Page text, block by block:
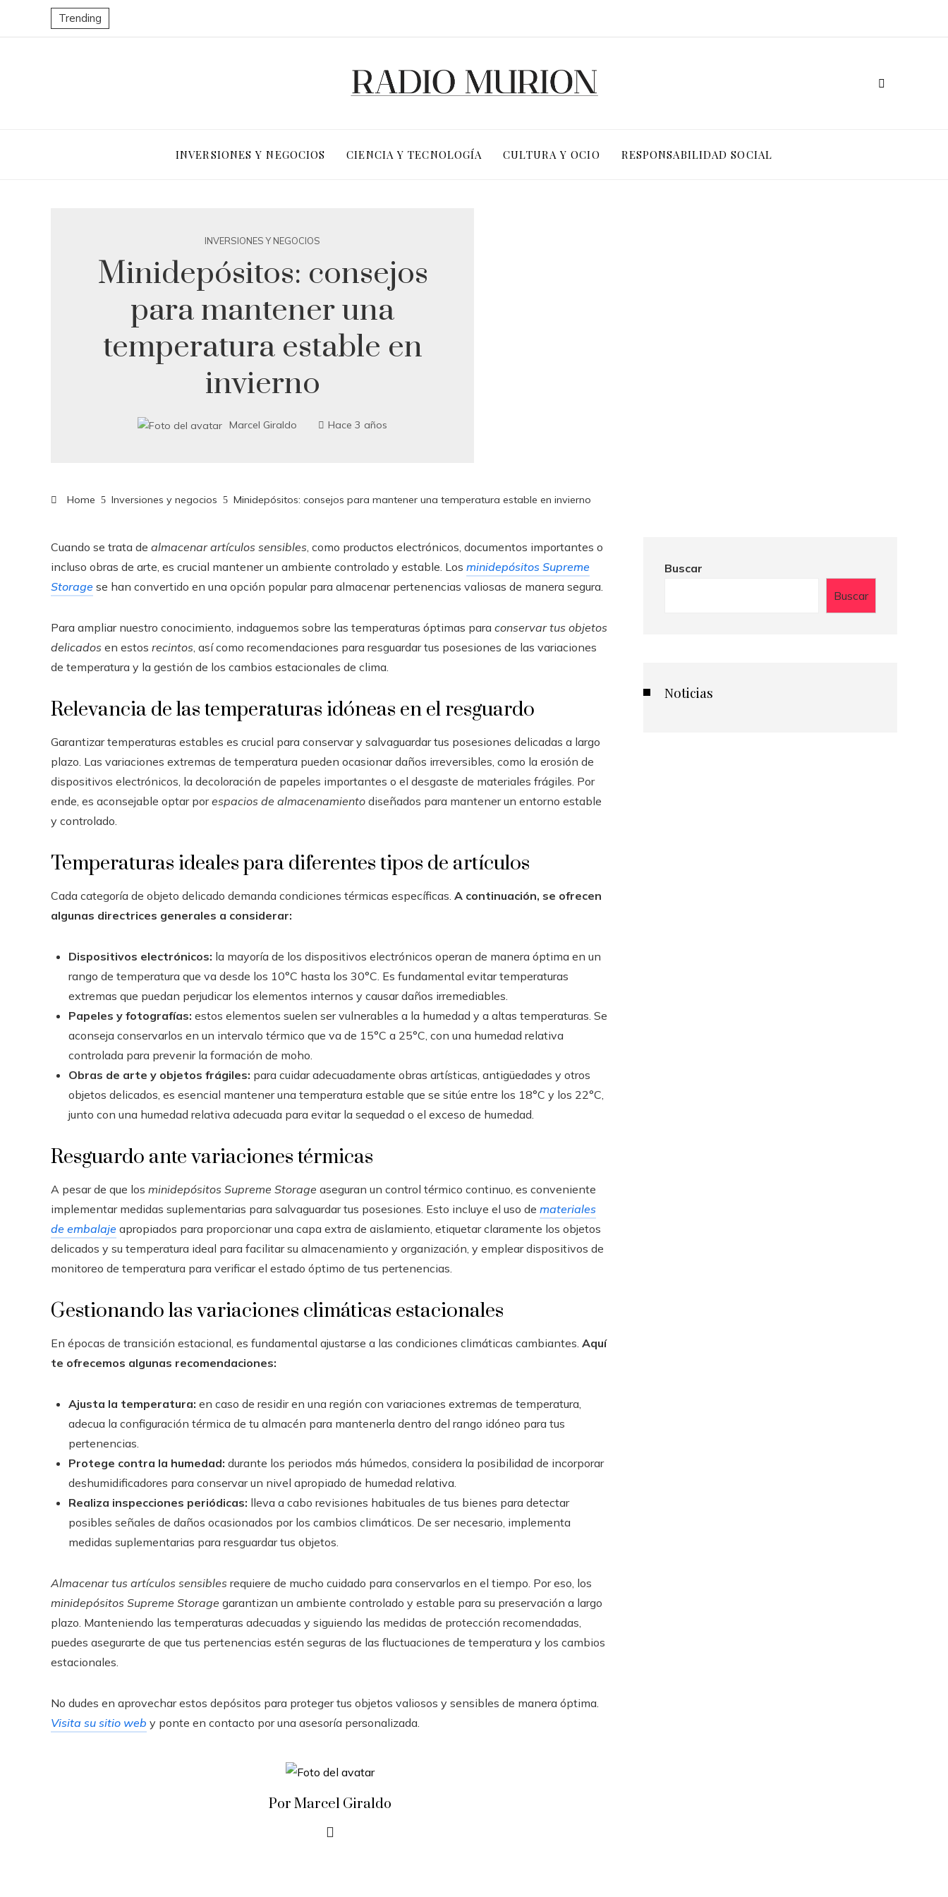
Trending
INVERSIONES Y NEGOCIOS CIENCIA Y TECNOLOGÍA CULTURA Y OCIO RESPONSABILIDAD SOCIAL
INVERSIONES Y NEGOCIOS
Minidepósitos: consejos
para mantener una
temperatura estable en
invierno
Marcel Giraldo Hace 3 años
Home Inversiones y negocios Minidepósitos: consejos para mantener una temperatura estable en invierno
Cuando se trata de almacenar artículos sensibles , como productos electrónicos, documentos importantes o
incluso obras de arte, es crucial mantener un ambiente controlado y estable. Los minidepósitos Supreme
Storage se han convertido en una opción popular para almacenar pertenencias valiosas de manera segura.
Para ampliar nuestro conocimiento, indaguemos sobre las temperaturas óptimas para conservar tus objetos
delicados en estos recintos , así como recomendaciones para resguardar tus posesiones de las variaciones
de temperatura y la gestión de los cambios estacionales de clima.
Relevancia de las temperaturas idóneas en el resguardo
Garantizar temperaturas estables es crucial para conservar y salvaguardar tus posesiones delicadas a largo
plazo. Las variaciones extremas de temperatura pueden ocasionar daños irreversibles, como la erosión de
dispositivos electrónicos, la decoloración de papeles importantes o el desgaste de materiales frágiles. Por
ende, es aconsejable optar porespacios de almacenamiento diseñados para mantener un entorno estable
y controlado.
Temperaturas ideales para diferentes tipos de artículos
Cada categoría de objeto delicado demanda condiciones térmicas específicas. A continuación, se ofrecen
algunas directrices generales a considerar:
Dispositivos electrónicos: la mayoría de los dispositivos electrónicos operan de manera óptima en un
rango de temperatura que va desde los 10°C hasta los 30°C. Es fundamental evitar temperaturas
extremas que puedan perjudicar los elementos internos y causar daños irremediables.
Papeles y fotografías: estos elementos suelen ser vulnerables a la humedad y a altas temperaturas. Se
aconseja conservarlos en un intervalo térmico que va de 15°C a 25°C, con una humedad relativa
controlada para prevenir la formación de moho.
Obras de arte y objetos frágiles: para cuidar adecuadamente obras artísticas, antigüedades y otros
objetos delicados, es esencial mantener una temperatura estable que se sitúe entre los 18°C y los 22°C,
junto con una humedad relativa adecuada para evitar la sequedad o el exceso de humedad.
Resguardo ante variaciones térmicas
A pesar de que los minidepósitos Supreme Storage aseguran un control térmico continuo, es conveniente
implementar medidas suplementarias para salvaguardar tus posesiones. Esto incluye el uso de materiales
de embalaje apropiados para proporcionar una capa extra de aislamiento, etiquetar claramente los objetos
delicados y su temperatura ideal para facilitar su almacenamiento y organización, y emplear dispositivos de
monitoreo de temperatura para verificar el estado óptimo de tus pertenencias.
Gestionando las variaciones climáticas estacionales
En épocas de transición estacional, es fundamental ajustarse a las condiciones climáticas cambiantes. Aquí
te ofrecemos algunas recomendaciones:
Ajusta la temperatura: en caso de residir en una región con variaciones extremas de temperatura,
adecua la configuración térmica de tu almacén para mantenerla dentro del rango idóneo para tus
pertenencias.
Protege contra la humedad: durante los periodos más húmedos, considera la posibilidad de incorporar
deshumidificadores para conservar un nivel apropiado de humedad relativa.
Realiza inspecciones periódicas: lleva a cabo revisiones habituales de tus bienes para detectar
posibles señales de daños ocasionados por los cambios climáticos. De ser necesario, implementa
medidas suplementarias para resguardar tus objetos.
Almacenar tus artículos sensibles requiere de mucho cuidado para conservarlos en el tiempo. Por eso, los
minidepósitos Supreme Storage garantizan un ambiente controlado y estable para su preservación a largo
plazo. Manteniendo las temperaturas adecuadas y siguiendo las medidas de protección recomendadas,
puedes asegurarte de que tus pertenencias estén seguras de las fluctuaciones de temperatura y los cambios
estacionales.
No dudes en aprovechar estos depósitos para proteger tus objetos valiosos y sensibles de manera óptima.
Visita su sitio web y ponte en contacto por una asesoría personalizada.
Por Marcel Giraldo
Buscar
Buscar
Noticias